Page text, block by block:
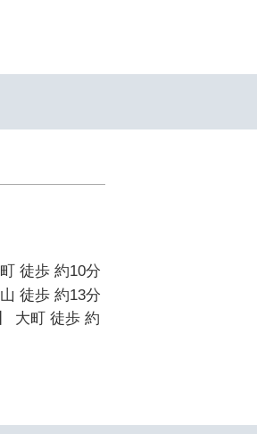
徒歩 約10分
徒歩 約13分
大町 徒歩 約